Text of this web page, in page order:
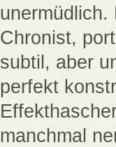
Chronist,
subtil, aber
perfekt
manchmal